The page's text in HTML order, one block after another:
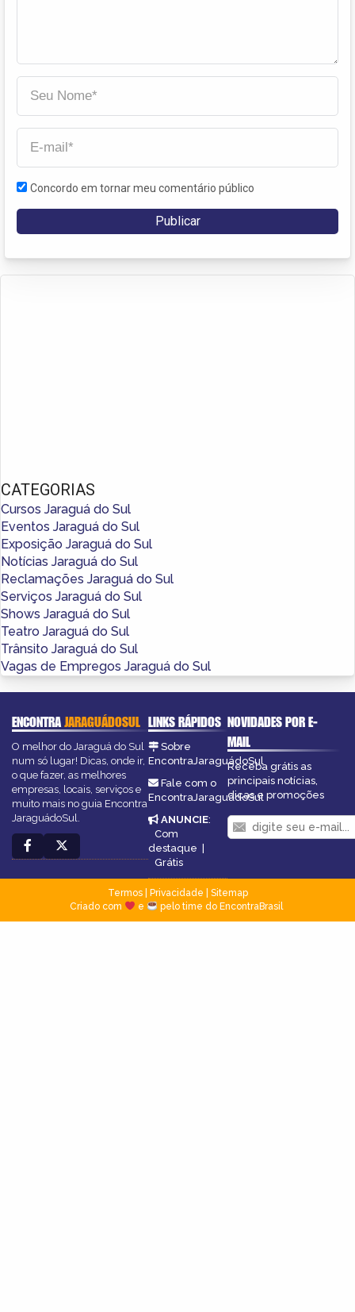
Concordo em tornar meu comentário público
CATEGORIAS
Cursos Jaraguá do Sul
Eventos Jaraguá do Sul
Exposição Jaraguá do Sul
Notícias Jaraguá do Sul
Reclamações Jaraguá do Sul
Serviços Jaraguá do Sul
Shows Jaraguá do Sul
Teatro Jaraguá do Sul
Trânsito Jaraguá do Sul
Vagas de Empregos Jaraguá do Sul
ENCONTRAJARAGUÁDOSUL
O melhor do Jaraguá do Sul
num só lugar! Dicas, onde ir,
o que fazer, as melhores
empresas, locais, serviços e
muito mais no guia Encontra
JaraguádoSul.
LINKS RÁPIDOS
Sobre
EncontraJaraguádoSul
Fale com o
EncontraJaraguádoSul
ANUNCIE:
Com
destaque
Grátis
NOVIDADES POR E-
MAIL
Receba grátis as
principais notícias,
dicas e promoções
Termos| Privacidade
Sitemap
Criado com
e pelo time do EncontraBrasil